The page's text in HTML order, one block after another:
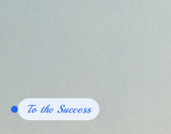
To the Success